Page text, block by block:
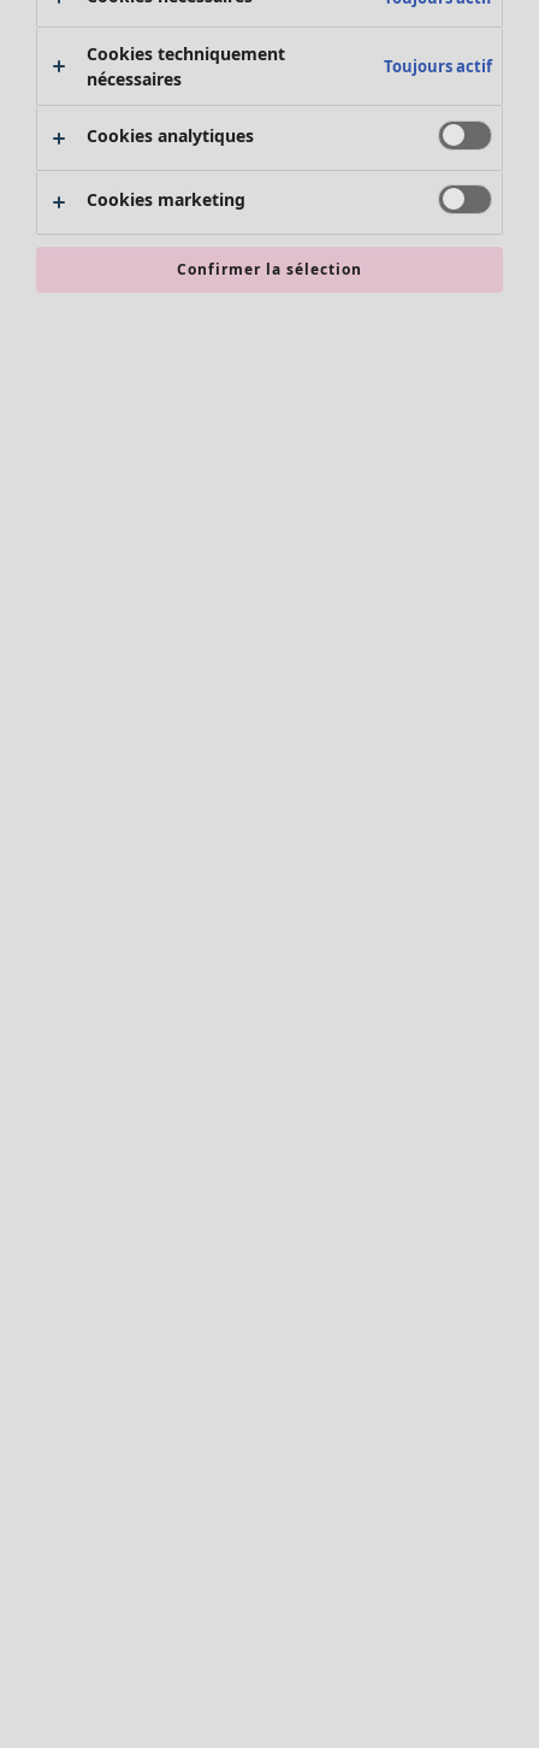
Promos SOLDES
Les promos de Gudrun Sjödén
Nouvel arrivage
Bonnes affaires en soldes - jusqu'à -70
Cookies techniquement
nécessaires
Toujours actif
Cookies analytiques
Cookies marketing
Confirmer la sélection